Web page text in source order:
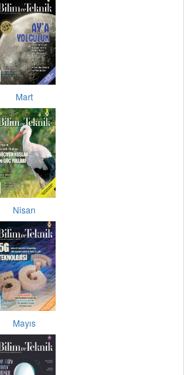
Mart
Nisan
Mayıs